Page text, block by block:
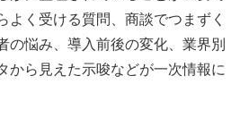
よく受ける質問、商談でつまずく
の悩み、導入前後の変化、業界別
から見えた示唆などが一次情報に